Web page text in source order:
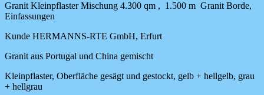
Granit Kleinpflaster Mischung 4.300 qm , 1.500 m Granit Borde,
Einfassungen
Kunde HERMANNS-RTE GmbH, Erfurt
Granit aus Portugal und China gemischt
Kleinpflaster, Oberfläche gesägt und gestockt, gelb + hellgelb, grau
+ hellgrau